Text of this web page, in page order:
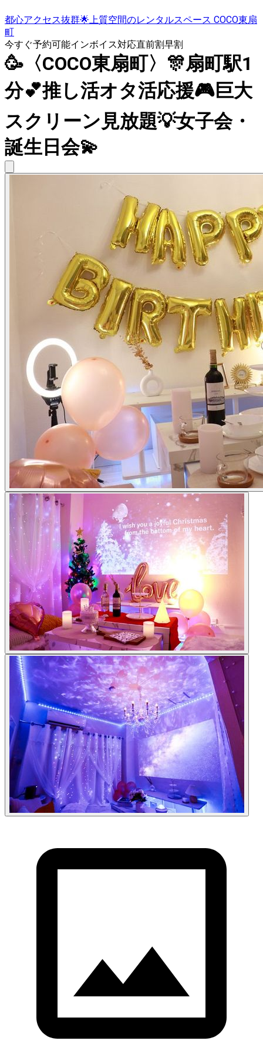
都心アクセス抜群🌟上質空間のレンタルスペース COCO東扇
町
今すぐ予約可能インボイス対応直前割早割
🥳〈COCO東扇町〉🎊扇町駅1
分💕推し活オタ活応援🎮巨大
スクリーン見放題💡女子会・
誕生日会💫